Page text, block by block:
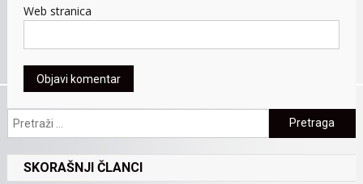
Web stranica
Pretraga:
SKORAŠNJI ČLANCI